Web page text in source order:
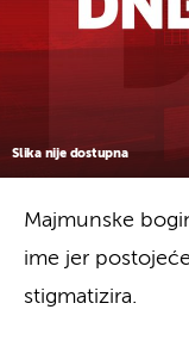
Slika nije dostupna
Majmunske
ime jer
stigmatizira.